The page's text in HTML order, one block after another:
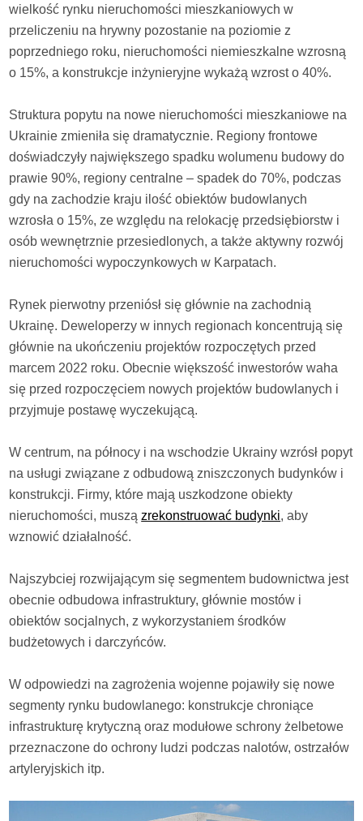
wielkość rynku nieruchomości mieszkaniowych w
przeliczeniu na hrywny pozostanie na poziomie z
poprzedniego roku, nieruchomości niemieszkalne wzrosną
o 15%, a konstrukcje inżynieryjne wykażą wzrost o 40%.
Struktura popytu na nowe nieruchomości mieszkaniowe na
Ukrainie zmieniła się dramatycznie. Regiony frontowe
doświadczyły największego spadku wolumenu budowy do
prawie 90%, regiony centralne – spadek do 70%, podczas
gdy na zachodzie kraju ilość obiektów budowlanych
wzrosła o 15%, ze względu na relokację przedsiębiorstw i
osób wewnętrznie przesiedlonych, a także aktywny rozwój
nieruchomości wypoczynkowych w Karpatach.
Rynek pierwotny przeniósł się głównie na zachodnią
Ukrainę. Deweloperzy w innych regionach koncentrują się
głównie na ukończeniu projektów rozpoczętych przed
marcem 2022 roku. Obecnie większość inwestorów waha
się przed rozpoczęciem nowych projektów budowlanych i
przyjmuje postawę wyczekującą.
W centrum, na północy i na wschodzie Ukrainy wzrósł popyt
na usługi związane z odbudową zniszczonych budynków i
konstrukcji. Firmy, które mają uszkodzone obiekty
nieruchomości, muszązrekonstruować budynki, aby
wznowić działalność.
Najszybciej rozwijającym się segmentem budownictwa jest
obecnie odbudowa infrastruktury, głównie mostów i
obiektów socjalnych, z wykorzystaniem środków
budżetowych i darczyńców.
W odpowiedzi na zagrożenia wojenne pojawiły się nowe
segmenty rynku budowlanego: konstrukcje chroniące
infrastrukturę krytyczną oraz modułowe schrony żelbetowe
przeznaczone do ochrony ludzi podczas nalotów, ostrzałów
artyleryjskich itp.